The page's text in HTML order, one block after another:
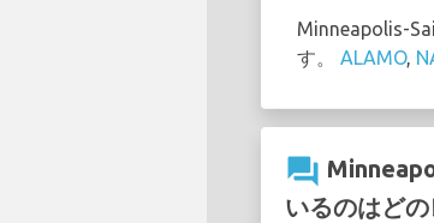
Minneapolis-
す。 ALAMO,
question_answer
いるのはど